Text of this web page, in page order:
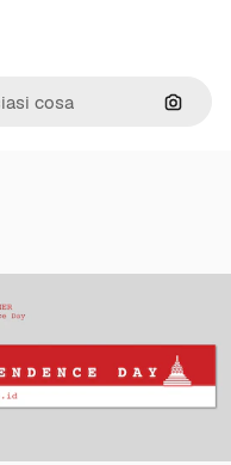
Cerca